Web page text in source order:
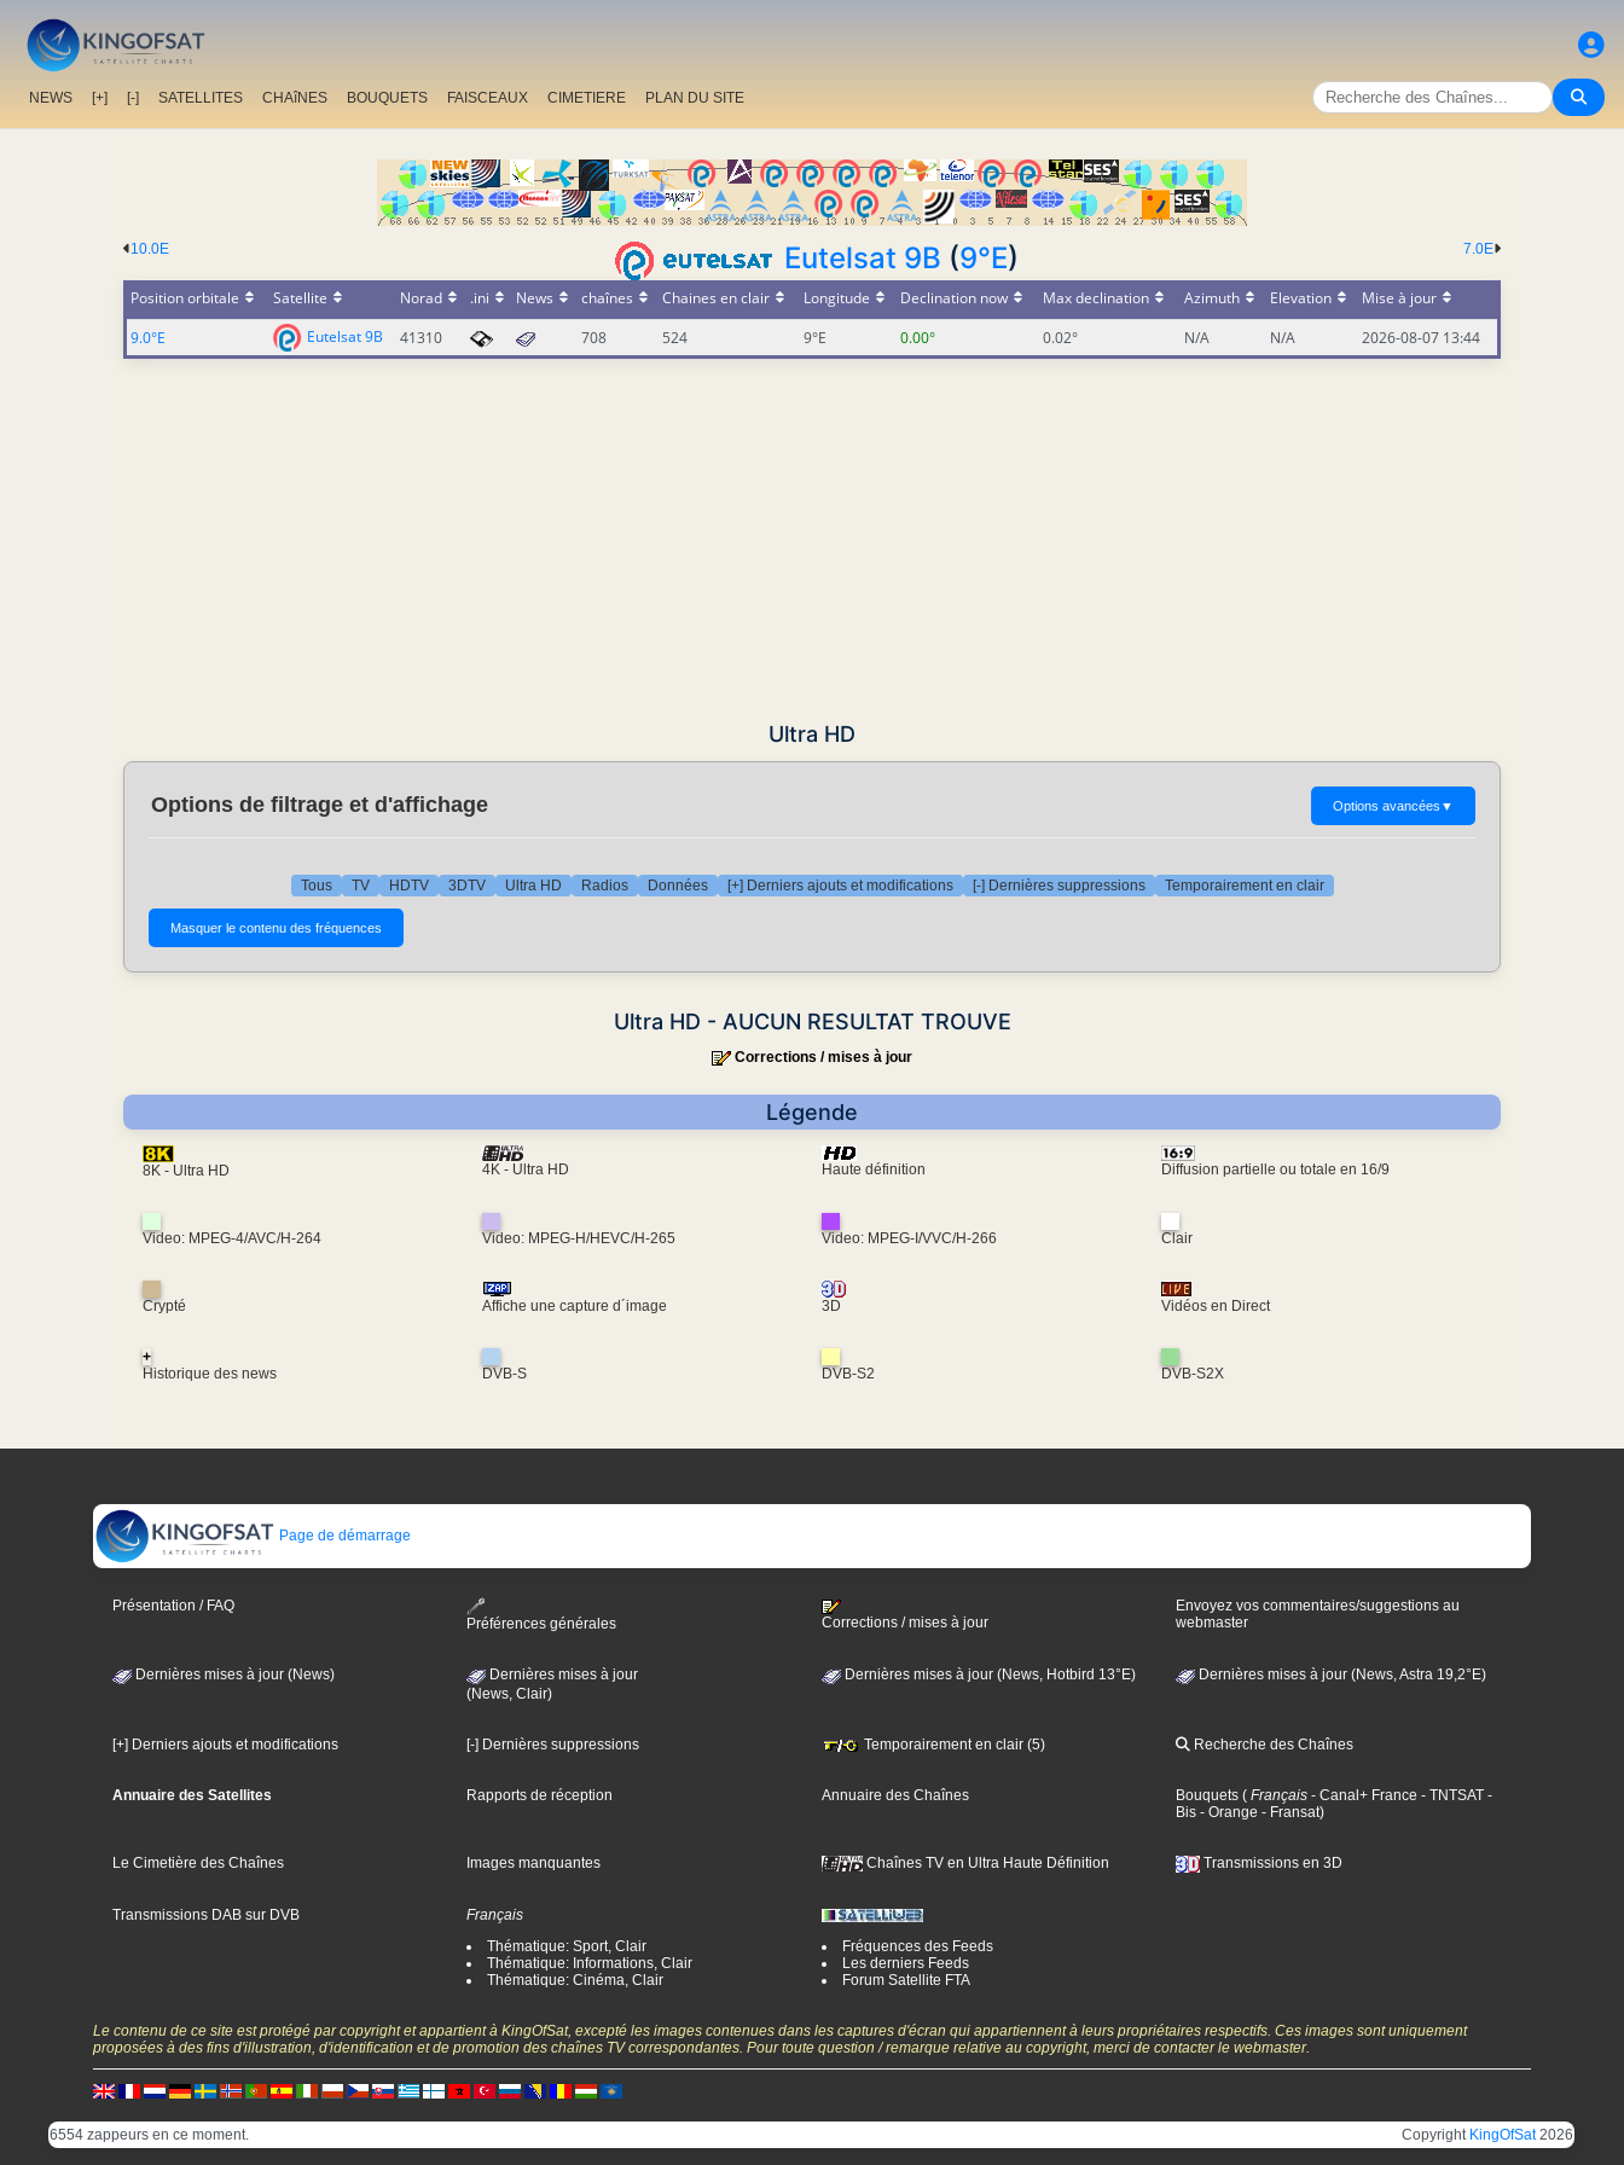
NEWS [+] [-] SATELLITES CHAîNES BOUQUETS FAISCEAUX CIMETIERE PLAN DU SITE
7.0E
10.0E Eutelsat 9B (9°E)
Position orbitale Satellite Norad .ini News chaînes Chaines en clair Longitude Declination now Max declination Azimuth Elevation
Mise à jour
9.0°E
Eutelsat 9B 41310 708 524 9°E 0.00° 0.02° N/A N/A 2026-08-07 13:44
Ultra HD
Options de filtrage et d'affichage Options avancées ▼
Tous TV HDTV 3DTV Ultra HD Radios Données [+] Derniers ajouts et modifications [-] Dernières suppressions Temporairement en clair
Ultra HD - AUCUN RESULTAT TROUVE
Corrections / mises à jour
Légende
8K - Ultra HD 4K - Ultra HD Haute définition Diffusion partielle ou totale en 16/9
Video: MPEG-4/AVC/H-264 Video: MPEG-H/HEVC/H-265 Video: MPEG-I/VVC/H-266 Clair
Crypté Affiche une capture d´image 3D Vidéos en Direct
+
Historique des news
DVB-S DVB-S2 DVB-S2X
Page de démarrage
Présentation / FAQ
Préférences générales
Corrections / mises à jour
Envoyez vos commentaires/suggestions au
webmaster
Dernières mises à jour (News)
Dernières mises à jour
(News, Clair)
Dernières mises à jour (News, Hotbird 13°E) Dernières mises à jour (News, Astra 19,2°E)
[+] Derniers ajouts et modifications [-] Dernières suppressions Temporairement en clair (5) Recherche des Chaînes
Annuaire des Satellites Rapports de réception Annuaire des Chaînes Bouquets ( Français - Canal+ France - TNTSAT -
Bis - Orange - Fransat)
Le Cimetière des Chaînes Images manquantes Chaînes TV en Ultra Haute Définition Transmissions en 3D
Transmissions DAB sur DVB
Français
Thématique: Sport, Clair
Thématique: Informations, Clair
Thématique: Cinéma, Clair
Fréquences des Feeds
Les derniers Feeds
Forum Satellite FTA
Le contenu de ce site est protégé par copyright et appartient à KingOfSat, excepté les images contenues dans les captures d'écran qui appartiennent à leurs propriétaires respectifs. Ces images sont uniquement
proposées à des fins d'illustration, d'identification et de promotion des chaînes TV correspondantes. Pour toute question / remarque relative au copyright, merci de contacter le webmaster.
6554 zappeurs en ce moment. Copyright KingOfSat2026